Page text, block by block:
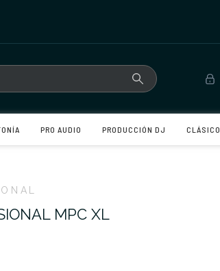
PRO AUDIO PRODUCCIÓN DJ CLÁSICO
MPC XL